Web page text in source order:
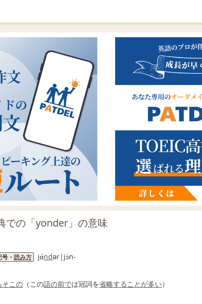
での「yonder」の意味
・ 読み方 jɑ́ndər|jɔ́n-
そこの （この語の前では冠詞を省略する ことが多い）